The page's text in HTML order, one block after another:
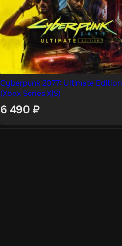
Cyberpunk 2077: Ultimate Edition
(Xbox Series X|S)
6 490 ₽